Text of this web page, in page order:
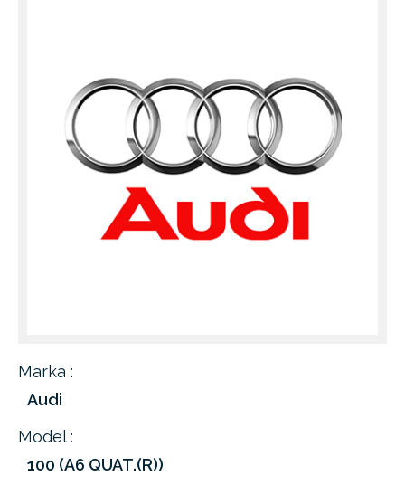
Marka :
Audi
Model :
100 (A6 QUAT.(R))